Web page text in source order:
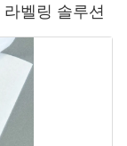
벨링 솔루션